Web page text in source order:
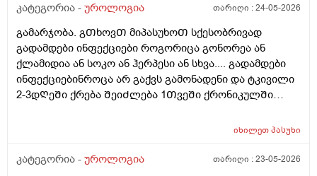
კატეგორია - უროლოგია თარიღი :24-05-2026
გამარჯობა. გᲗხოვᲗ მიპასუხოᲗ სქესობრივად
გადამდები ინფექციები როგორიცა გონორეა ან
ქლამიდია ან სოკო ან ჰერპესი ან სხვა.... გადამდები
ინფექციებინროცა არ გაქვს გამონადენი და ტკივილი
2-3დᲦეᲨი ქრება ᲨეიᲫლება 1ᲗვეᲨი ქრონიკულᲨი
იხილეთპასუხი
კატეგორია - უროლოგია თარიღი :23-05-2026